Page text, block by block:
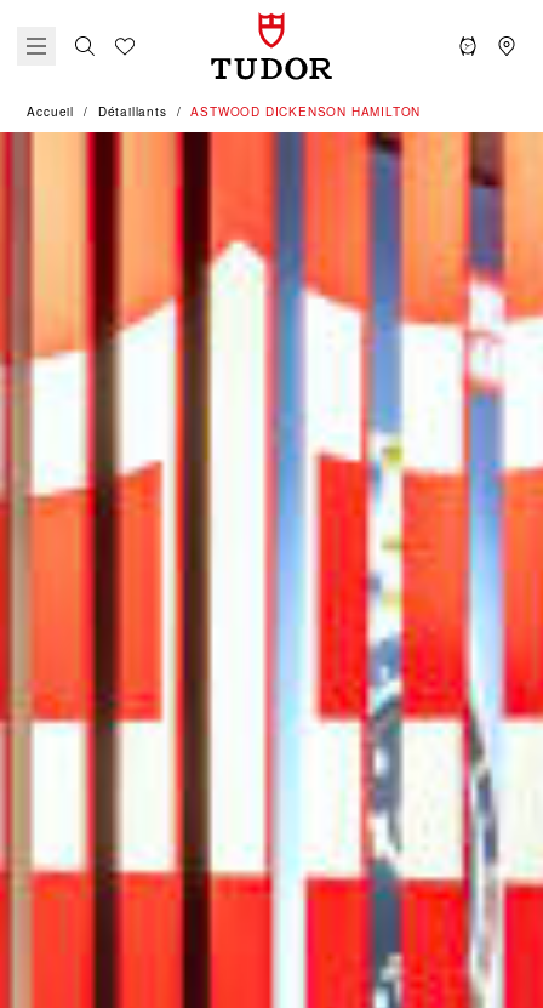
Accueil Détaillants ‭ASTWOOD DICKENSON HAMILTON‬